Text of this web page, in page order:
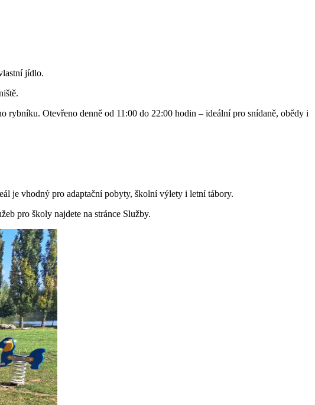
jídlo.
rybníku. Otevřeno denně od 11:00 do 22:00 hodin – ideální pro snídaně, obědy i
je vhodný pro adaptační pobyty, školní výlety i letní tábory.
pro školy najdete na stránce Služby.